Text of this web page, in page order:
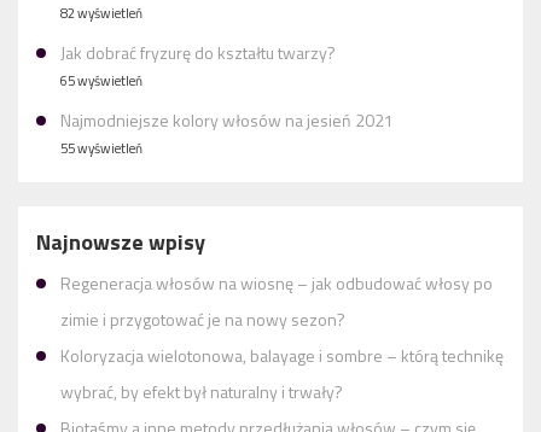
82 wyświetleń
Jak dobrać fryzurę do kształtu twarzy?
65 wyświetleń
Najmodniejsze kolory włosów na jesień 2021
55 wyświetleń
Najnowsze wpisy
Regeneracja włosów na wiosnę – jak odbudować włosy po
zimie i przygotować je na nowy sezon?
Koloryzacja wielotonowa, balayage i sombre – którą technikę
wybrać, by efekt był naturalny i trwały?